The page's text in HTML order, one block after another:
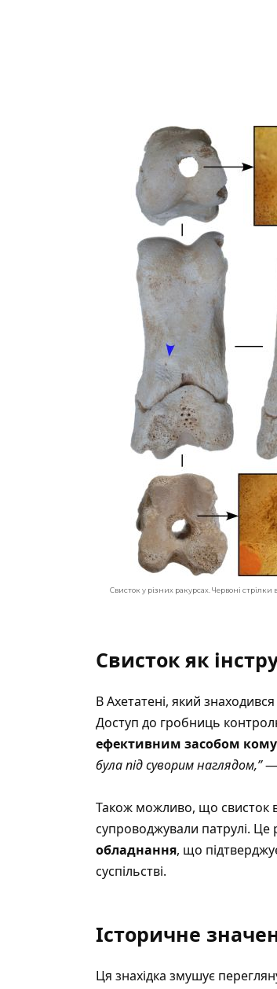
Свисток у різних ракурсах. Червоні
Свисток як
В Ахетатені, який
Доступ до гробниць
ефективним засобом
була під суворим наглядом,”—
Також можливо, що свисток
супроводжували патрулі. Це
обладнання, що
суспільстві.
Історичне
Ця знахідка змушує